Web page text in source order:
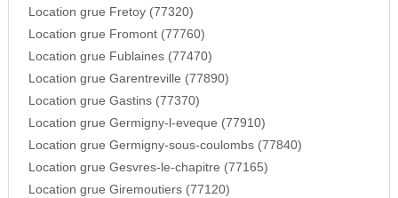
Location grue Fretoy (77320)
Location grue Fromont (77760)
Location grue Fublaines (77470)
Location grue Garentreville (77890)
Location grue Gastins (77370)
Location grue Germigny-l-eveque (77910)
Location grue Germigny-sous-coulombs (77840)
Location grue Gesvres-le-chapitre (77165)
Location grue Giremoutiers (77120)